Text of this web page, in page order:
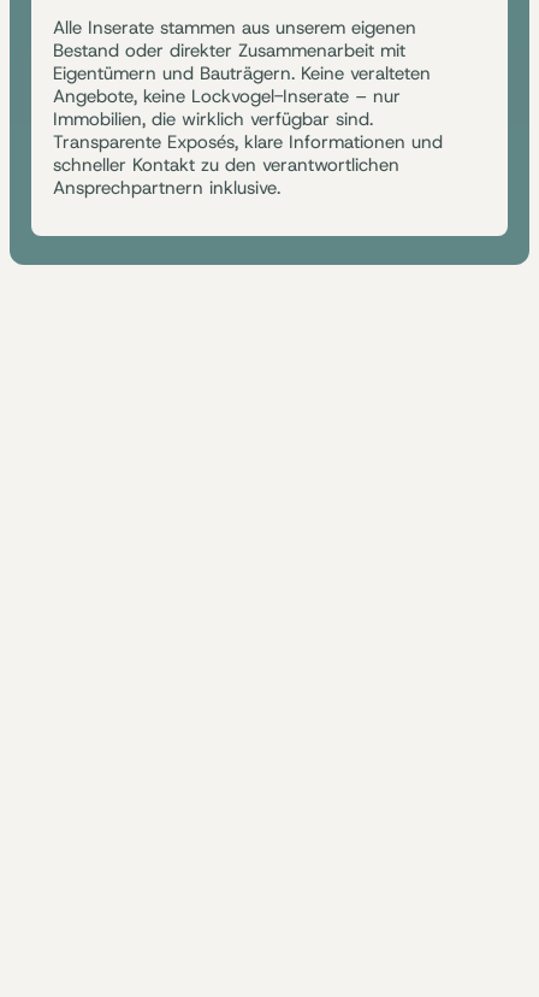
Alle Inserate stammen aus unserem eigenen
Bestand oder direkter Zusammenarbeit mit
Eigentümern und Bauträgern. Keine veralteten
Angebote, keine Lockvogel-Inserate – nur
Immobilien, die wirklich verfügbar sind.
Transparente Exposés, klare Informationen und
schneller Kontakt zu den verantwortlichen
Ansprechpartnern inklusive.